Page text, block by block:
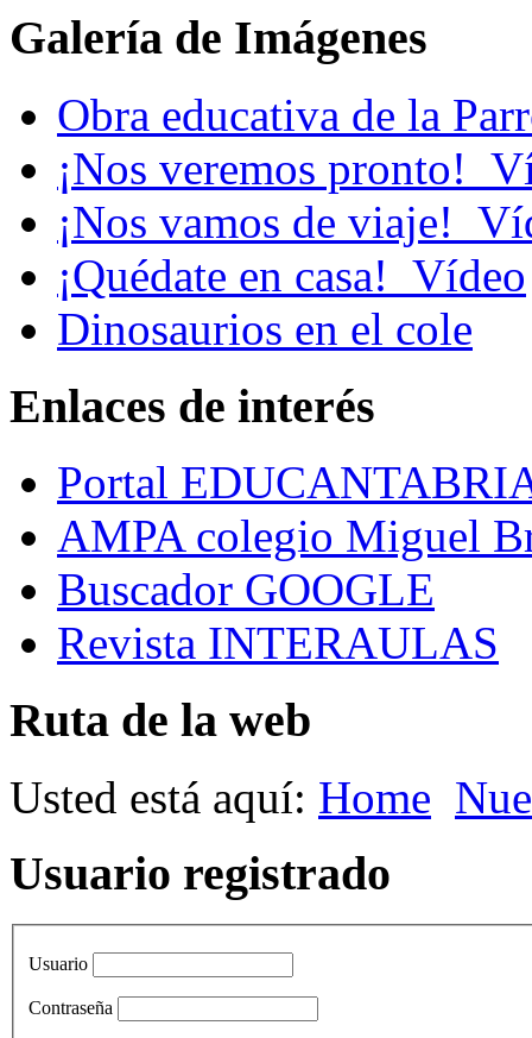
Galería de Imágenes
Obra educativa de la
¡Nos veremos
¡Nos vamos de
¡Quédate en casa!_Vídeo
Dinosaurios en el cole
Enlaces de interés
Portal
AMPA colegio Miguel
Buscador GOOGLE
Revista INTERAULAS
Ruta de la web
Usted está aquí: Home
Usuario registrado
Usuario
Contraseña